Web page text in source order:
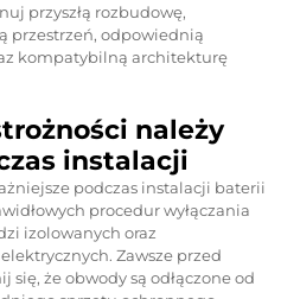
przyszłą rozbudowę,
przestrzeń, odpowiednią
kompatybilną architekturę
należy
instalacji
podczas instalacji baterii
procedur wyłączania
izolowanych oraz
Zawsze przed
się, że obwody są odłączone od